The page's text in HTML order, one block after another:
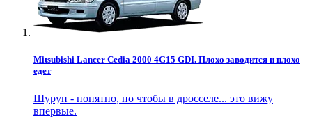
Mitsubishi Lancer Cedia 2000 4G15 GDI. Плохо заводится и плохо
едет
Шуруп - понятно, но чтобы в дросселе... это вижу
впервые.